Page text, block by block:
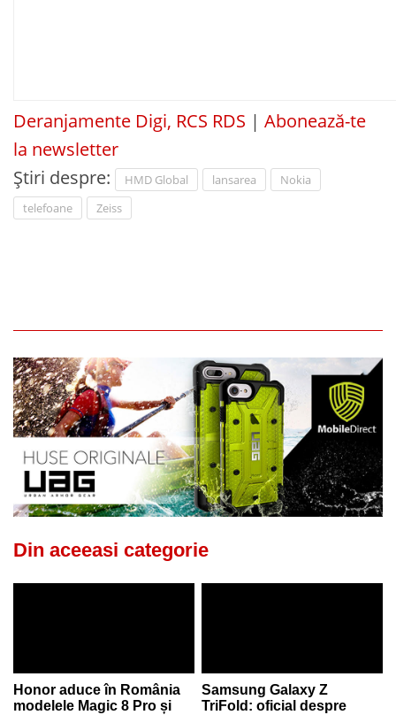
Deranjamente Digi, RCS RDS | Abonează-te
la newsletter
Știri despre:
HMD Global lansarea
Nokia
telefoane
Zeiss
Din aceeasi categorie
Honor aduce în România
modelele Magic 8 Pro și
Samsung Galaxy Z
TriFold: oficial despre